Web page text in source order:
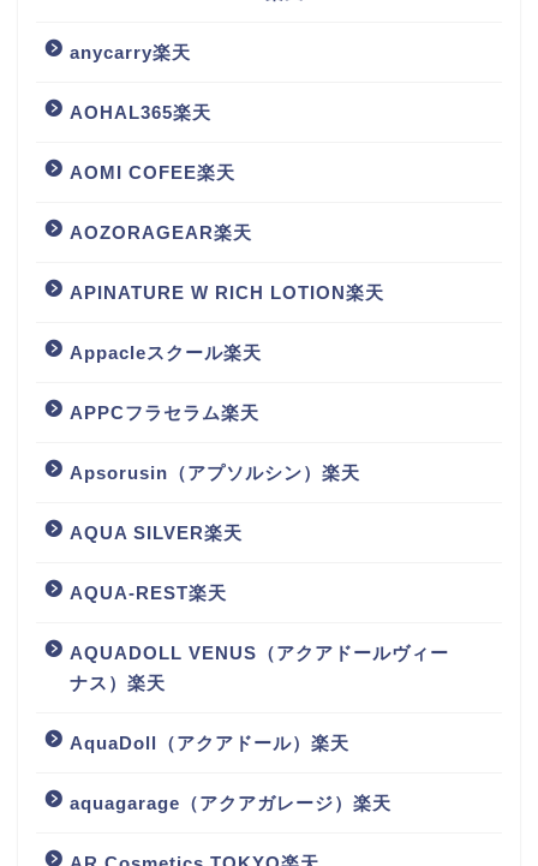
anycarry楽天
AOHAL365楽天
AOMI COFEE楽天
AOZORAGEAR楽天
APINATURE W RICH LOTION楽天
Appacleスクール楽天
APPCフラセラム楽天
Apsorusin（アプソルシン）楽天
AQUA SILVER楽天
AQUA-REST楽天
AQUADOLL VENUS（アクアドールヴィー
ナス）楽天
AquaDoll（アクアドール）楽天
aquagarage（アクアガレージ）楽天